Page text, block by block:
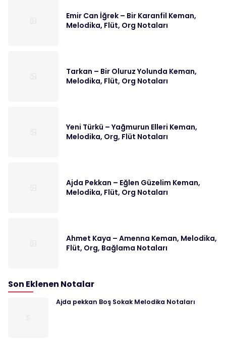
Emir Can İğrek – Bir Karanfil Keman,
Melodika, Flüt, Org Notaları
Tarkan – Bir Oluruz Yolunda Keman,
Melodika, Flüt, Org Notaları
Yeni Türkü – Yağmurun Elleri Keman,
Melodika, Org, Flüt Notaları
Ajda Pekkan – Eğlen Güzelim Keman,
Melodika, Flüt, Org Notaları
Ahmet Kaya – Amenna Keman, Melodika,
Flüt, Org, Bağlama Notaları
Son Eklenen Notalar
Ajda pekkan Boş Sokak Melodika Notaları